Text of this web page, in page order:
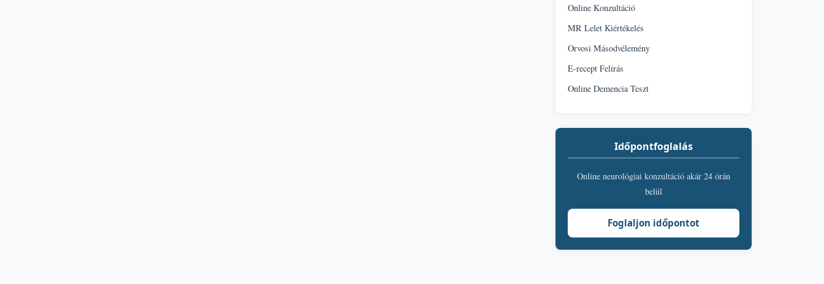
Online Konzultáció
MR Lelet Kiértékelés
Orvosi Másodvélemény
E-recept Felírás
Online Demencia Teszt
Időpontfoglalás
Online neurológiai konzultáció akár 24 órán
belül
Foglaljon időpontot